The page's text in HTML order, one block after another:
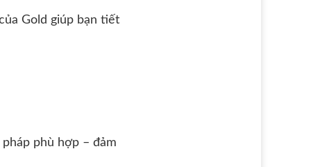
Gold giúp bạn tiết
phù hợp – đảm